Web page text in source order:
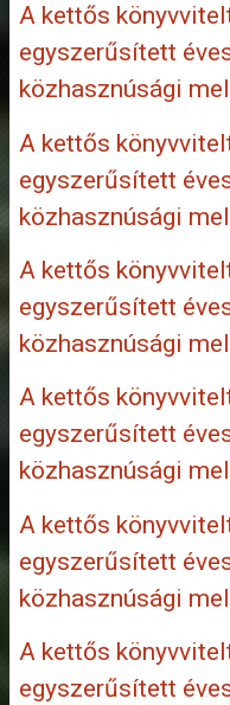
A kettős
egyszerűsített
közhasznúsági
A kettős
egyszerűsített
közhasznúsági
A kettős
egyszerűsített
közhasznúsági
A kettős
egyszerűsített
közhasznúsági
A kettős
egyszerűsített
közhasznúsági
A kettős
egyszerűsített